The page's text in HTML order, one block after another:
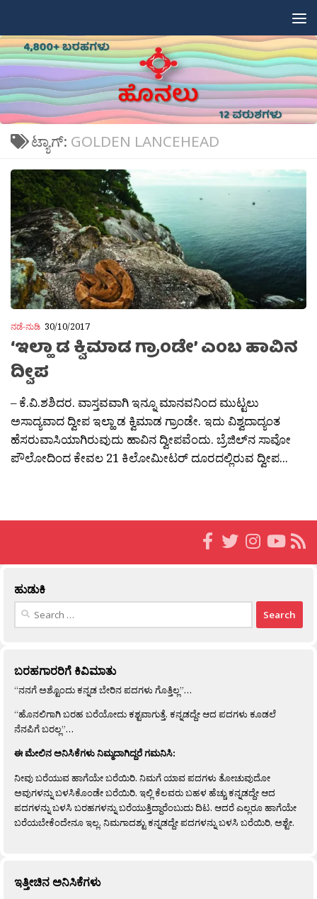
ಟ್ಯಾಗ್: GOLDEN LANCEHEAD
ನಡೆ-ನುಡಿ 30/10/2017
‘ಇಲ್ಹಾ ಡ ಕ್ವಿಮಾಡ ಗ್ರಾಂಡೇ’ ಎಂಬ ಹಾವಿನ
ದ್ವೀಪ
– ಕೆ.ವಿ.ಶಶಿದರ. ವಾಸ್ತವವಾಗಿ ಇನ್ನೂ ಮಾನವನಿಂದ ಮುಟ್ಟಲು
ಅಸಾದ್ಯವಾದ ದ್ವೀಪ ಇಲ್ಹಾ ಡ ಕ್ವಿಮಾಡ ಗ್ರಾಂಡೇ. ಇದು ವಿಶ್ವದಾದ್ಯಂತ
ಹೆಸರುವಾಸಿಯಾಗಿರುವುದು ಹಾವಿನ ದ್ವೀಪವೆಂದು. ಬ್ರೆಜಿಲ್‍ನ ಸಾವೋ
ಪೌಲೋದಿಂದ ಕೇವಲ 21 ಕಿಲೋಮೀಟರ್ ದೂರದಲ್ಲಿರುವ ದ್ವೀಪ...
ಹುಡುಕಿ
Search
ಬರಹಗಾರರಿಗೆ ಕಿವಿಮಾತು
“ನನಗೆ ಅಶ್ಟೊಂದು ಕನ್ನಡ ಬೇರಿನ ಪದಗಳು ಗೊತ್ತಿಲ್ಲ”…
“ಹೊನಲಿಗಾಗಿ ಬರಹ ಬರೆಯೋದು ಕಶ್ಟವಾಗುತ್ತೆ. ಕನ್ನಡದ್ದೇ ಆದ ಪದಗಳು ಕೂಡಲೆ
ನೆನಪಿಗೆ ಬರಲ್ಲ”…
ಈ ಮೇಲಿನ ಅನಿಸಿಕೆಗಳು ನಿಮ್ಮದಾಗಿದ್ದರೆ ಗಮನಿಸಿ:
ನೀವು ಬರೆಯುವ ಹಾಗೆಯೇ ಬರೆಯಿರಿ. ನಿಮಗೆ ಯಾವ ಪದಗಳು ತೋಚುವುದೋ
ಅವುಗಳನ್ನು ಬಳಸಿಕೊಂಡೇ ಬರೆಯಿರಿ. ಇಲ್ಲಿ ಕೆಲವರು ಬಹಳ ಹೆಚ್ಚು ಕನ್ನಡದ್ದೇ ಆದ
ಪದಗಳನ್ನು ಬಳಸಿ ಬರಹಗಳನ್ನು ಬರೆಯುತ್ತಿದ್ದಾರೆಂಬುದು ದಿಟ. ಆದರೆ ಎಲ್ಲರೂ ಹಾಗೆಯೇ
ಬರೆಯಬೇಕೆಂದೇನೂ ಇಲ್ಲ. ನಿಮಗಾದಶ್ಟು ಕನ್ನಡದ್ದೇ ಪದಗಳನ್ನು ಬಳಸಿ ಬರೆಯಿರಿ, ಅಶ್ಟೇ.
ಇತ್ತೀಚಿನ ಅನಿಸಿಕೆಗಳು